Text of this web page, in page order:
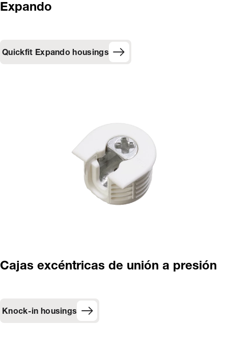
Expando
Quickfit Expando housings
Cajas excéntricas de unión a presión
Knock-in housings